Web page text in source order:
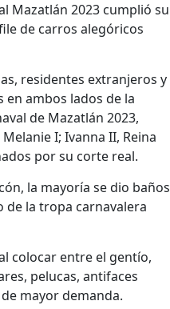
Mazatlán 2023 cumplió su
de carros alegóricos
residentes extranjeros y
ambos lados de la
de Mazatlán 2023,
I; Ivanna II, Reina
por su corte real.
la mayoría se dio baños
de la tropa carnavalera
colocar entre el gentío,
pelucas, antifaces
mayor demanda.